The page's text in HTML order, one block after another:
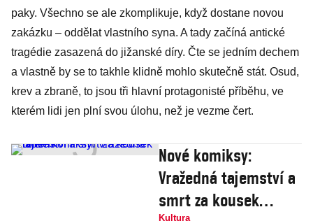
paky. Všechno se ale zkomplikuje, když dostane novou
zakázku – oddělat vlastního syna. A tady začíná antické
tragédie zasazená do jižanské díry. Čte se jedním dechem
a vlastně by se to takhle klidně mohlo skutečně stát. Osud,
krev a zbraně, to jsou tři hlavní protagonisté příběhu, ve
kterém lidi jen plní svou úlohu, než je vezme čert.
Nové komiksy:
Vražedná tajemství a
smrt za kousek
Kultura